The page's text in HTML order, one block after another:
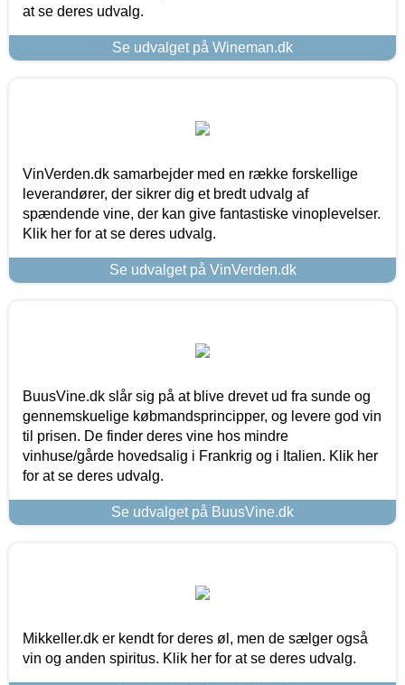
at se deres udvalg.
Se udvalget på Wineman.dk
VinVerden.dk samarbejder med en række forskellige
leverandører, der sikrer dig et bredt udvalg af
spændende vine, der kan give fantastiske vinoplevelser.
Klik her for at se deres udvalg.
Se udvalget på VinVerden.dk
BuusVine.dk slår sig på at blive drevet ud fra sunde og
gennemskuelige købmandsprincipper, og levere god vin
til prisen. De finder deres vine hos mindre
vinhuse/gårde hovedsalig i Frankrig og i Italien. Klik her
for at se deres udvalg.
Se udvalget på BuusVine.dk
Mikkeller.dk er kendt for deres øl, men de sælger også
vin og anden spiritus. Klik her for at se deres udvalg.